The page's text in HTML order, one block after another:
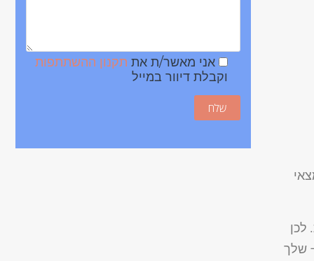
אני מאשר/ת את תקנון ההשתתפות
וקבלת דיוור במייל
לכן
שלך